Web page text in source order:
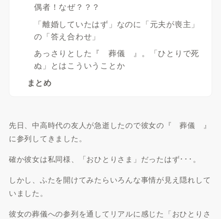
偶者！なぜ？？？
「離婚していたはず」なのに「元夫が喪主」
の「答え合わせ」
あっさりとした『 葬儀 』。「ひとりで死
ぬ」とはこういうことか
まとめ
先日、中高時代の友人が急逝したので彼女の『 葬儀 』
に参列してきました。
確か彼女は私同様、「おひとりさま」だったはず･･･。
しかし、ふたを開けてみたらいろんな事情が見え隠れして
いました。
彼女の葬儀への参列を通してリアルに感じた
「おひとりさ